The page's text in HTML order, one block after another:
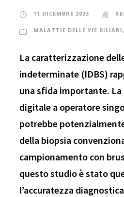
11 DICEMBRE 2023
MALATTIE DELLE VIE BILIARI,
La caratterizzazione
indeterminate (IDBS)
una sfida importante. La
digitale a operatore
potrebbe
della biopsia
campionamento con
questo studio è stato
l’accuratezza